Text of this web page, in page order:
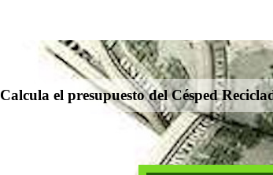
Calcula el presupuesto del Césped